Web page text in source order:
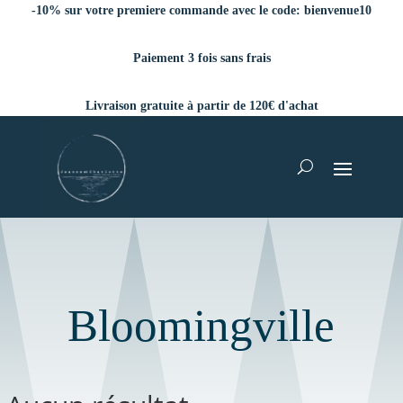
-10% sur votre premiere commande avec le code: bienvenue10
Paiement 3 fois sans frais
Livraison gratuite à partir de 120€ d'achat
Bloomingville